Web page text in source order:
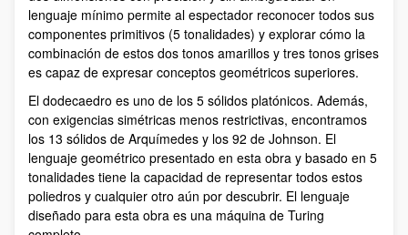
lenguaje mínimo permite al espectador reconocer todos sus
componentes primitivos (5 tonalidades) y explorar cómo la
combinación de estos dos tonos amarillos y tres tonos grises
es capaz de expresar conceptos geométricos superiores.
El dodecaedro es uno de los 5 sólidos platónicos. Además,
con exigencias simétricas menos restrictivas, encontramos
los 13 sólidos de Arquímedes y los 92 de Johnson. El
lenguaje geométrico presentado en esta obra y basado en 5
tonalidades tiene la capacidad de representar todos estos
poliedros y cualquier otro aún por descubrir. El lenguaje
diseñado para esta obra es una máquina de Turing